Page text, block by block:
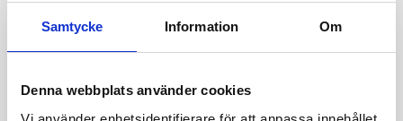
Samtycke Information Om
Denna webbplats använder cookies